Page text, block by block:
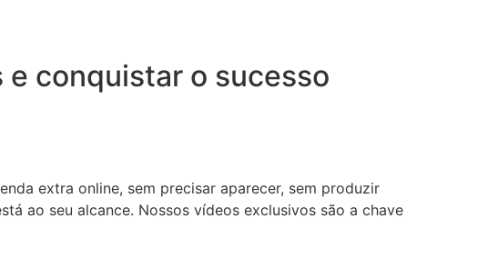
e conquistar o sucesso
extra online, sem precisar aparecer, sem produzir
ao seu alcance. Nossos vídeos exclusivos são a chave